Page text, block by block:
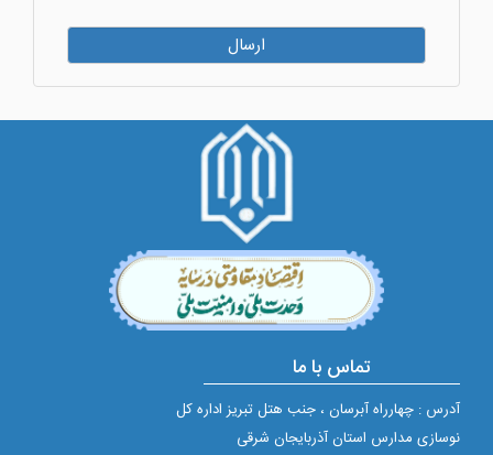
تماس با ما
آدرس : چهارراه آبرسان ، جنب هتل تبریز اداره کل
نوسازی مدارس استان آذربایجان شرقی